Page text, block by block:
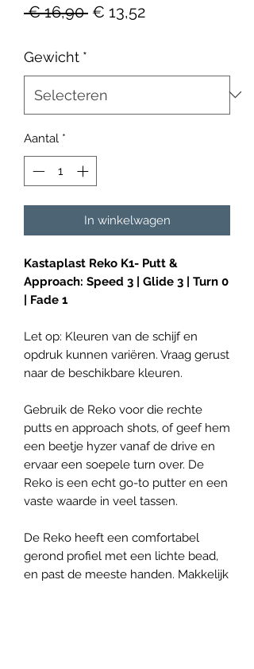
€ 16,90 Normale
€ 13,52Verkoopprijs
Gewicht *
Aantal *
In winkelwagen
Kastaplast Reko K1- Putt &
Approach: Speed 3 | Glide 3 | Turn 0
| Fade 1
Let op: Kleuren van de schijf en
opdruk kunnen variëren. Vraag gerust
naar de beschikbare kleuren.
Gebruik de Reko voor die rechte
putts en approach shots, of geef hem
een beetje hyzer vanaf de drive en
ervaar een soepele turn over. De
Reko is een echt go-to putter en een
vaste waarde in veel tassen.
De Reko heeft een comfortabel
gerond profiel met een lichte bead,
en past de meeste handen. Makkelijk